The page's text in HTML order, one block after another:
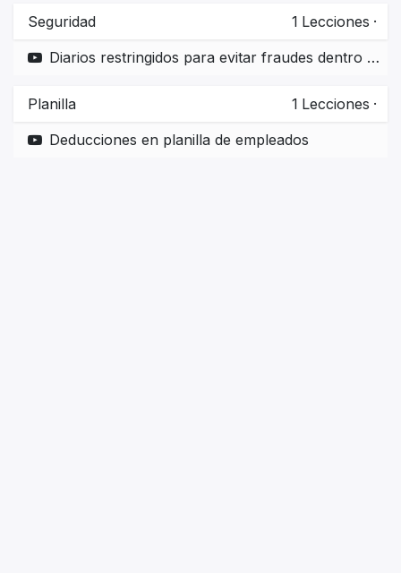
Seguridad 1 Lecciones ·
Diarios restringidos para evitar fraudes dentro de la Empresa
Planilla 1 Lecciones ·
Deducciones en planilla de empleados